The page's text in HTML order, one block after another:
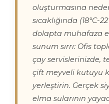
oluşturmasına
sıcaklığında (18°C-
dolapta muhafaza
sunum sırrı: Ofis
çay servislerinizde,
çift meyveli kutuyu
yerleştirin. Gerçek
elma sularının